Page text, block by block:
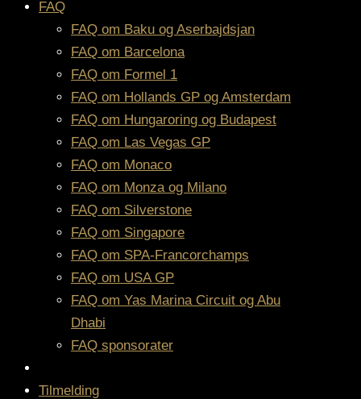
FAQ
FAQ om Baku og Aserbajdsjan
FAQ om Barcelona
FAQ om Formel 1
FAQ om Hollands GP og Amsterdam
FAQ om Hungaroring og Budapest
FAQ om Las Vegas GP
FAQ om Monaco
FAQ om Monza og Milano
FAQ om Silverstone
FAQ om Singapore
FAQ om SPA-Francorchamps
FAQ om USA GP
FAQ om Yas Marina Circuit og Abu
Dhabi
FAQ sponsorater
Tilmelding